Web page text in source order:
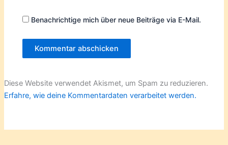
Benachrichtige mich über neue Beiträge via E-Mail.
Diese Website verwendet Akismet, um Spam zu reduzieren.
Erfahre, wie deine Kommentardaten verarbeitet werden.